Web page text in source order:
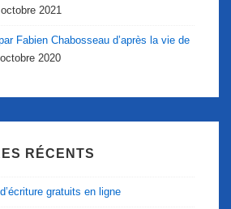
2021
Fabien Chabosseau d’après la vie de
2020
RÉCENTS
gratuits en ligne